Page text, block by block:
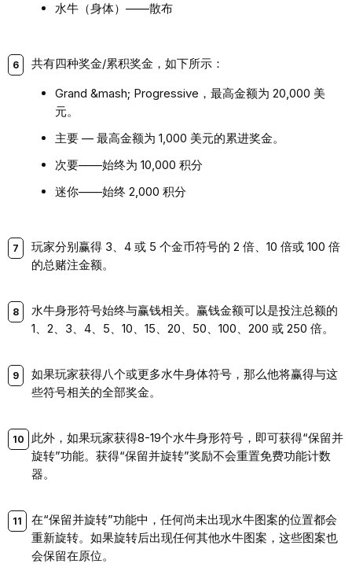
水牛（身体）——散布
共有四种奖金/累积奖金，如下所示：
Grand &mash; Progressive，最高金额为 20,000 美
元。
主要 — 最高金额为 1,000 美元的累进奖金。
次要——始终为 10,000 积分
迷你——始终 2,000 积分
玩家分别赢得 3、4 或 5 个金币符号的 2 倍、10 倍或 100 倍
的总赌注金额。
水牛身形符号始终与赢钱相关。赢钱金额可以是投注总额的
1、2、3、4、5、10、15、20、50、100、200 或 250 倍。
如果玩家获得八个或更多水牛身体符号，那么他将赢得与这
些符号相关的全部奖金。
此外，如果玩家获得8-19个水牛身形符号，即可获得“保留并
旋转”功能。获得“保留并旋转”奖励不会重置免费功能计数
器。
在“保留并旋转”功能中，任何尚未出现水牛图案的位置都会
重新旋转。如果旋转后出现任何其他水牛图案，这些图案也
会保留在原位。